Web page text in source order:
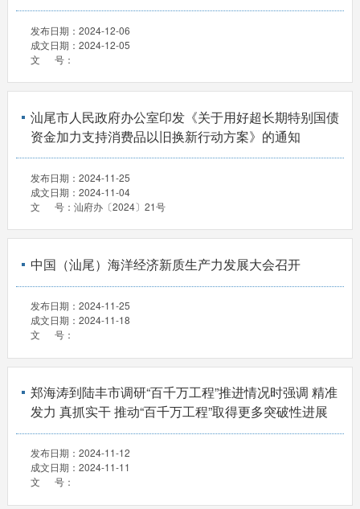
发布日期： 2024-12-06
成文日期： 2024-12-05
文 号：
汕尾市人民政府办公室印发《关于用好超长期特别国债
资金加力支持消费品以旧换新行动方案》的通知
发布日期： 2024-11-25
成文日期： 2024-11-04
文 号： 汕府办〔2024〕21号
中国（汕尾）海洋经济新质生产力发展大会召开
发布日期： 2024-11-25
成文日期： 2024-11-18
文 号：
郑海涛到陆丰市调研“百千万工程”推进情况时强调 精准
发力 真抓实干 推动“百千万工程”取得更多突破性进展
发布日期： 2024-11-12
成文日期： 2024-11-11
文 号：